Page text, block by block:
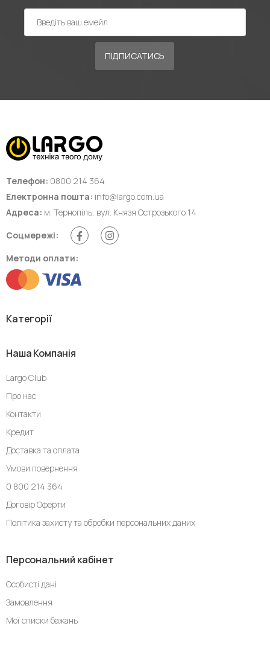
ПІДПИСАТИСЬ
Телефон: 0800 214 364
Електронна пошта: info@largo.com.ua
Адреса: м. Тернопіль, вул. Князя Острозького 14
Соцмережі:
Методи оплати:
Категорії
Наша Компанія
Largo Club
Про нас
Контакти
Кредит
Доставка та оплата
Умови повернення
0 800 214 364
Договір Оферти
Політика захисту та обробки персональних даних
Персональний кабінет
Особисті дані
Замовлення
Мої списки бажань